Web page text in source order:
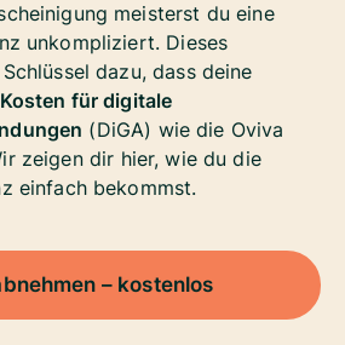
meisterst du eine
unkompliziert. Dieses
dazu, dass deine
für digitale
(DiGA) wie die Oviva
zeigen dir hier, wie du die
einfach bekommst.
– kostenlos